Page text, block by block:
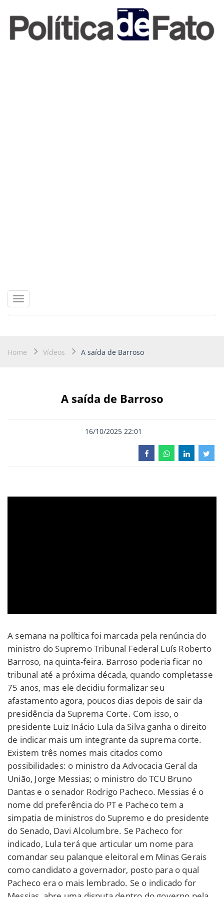
Toggle
navigation
Home Vídeos A saída de Barroso
A saída de Barroso
16/10/2025 22:01
A semana na política foi marcada pela renúncia do
ministro do Supremo Tribunal Federal Luís Roberto
Barroso, na quinta-feira. Barroso poderia ficar no
tribunal até a próxima década, quando completasse
75 anos, mas ele decidiu formalizar seu
afastamento agora, poucos dias depois de sair da
presidência da Suprema Corte. Com isso, o
presidente Luiz Inácio Lula da Silva ganha o direito
de indicar mais um integrante da suprema corte.
Existem três nomes mais citados como
possibilidades: o ministro da Advocacia Geral da
União, Jorge Messias; o ministro do TCU Bruno
Dantas e o senador Rodrigo Pacheco. Messias é o
nome dd preferência do PT e Pacheco tem a
simpatia de ministros do Supremo e do presidente
do Senado, Davi Alcolumbre. Se Pacheco for
indicado, Lula terá que articular um nome para
comandar seu palanque eleitoral em Minas Gerais
como candidato a governador, posto para o qual
Pacheco era o mais lembrado. Se o indicado for